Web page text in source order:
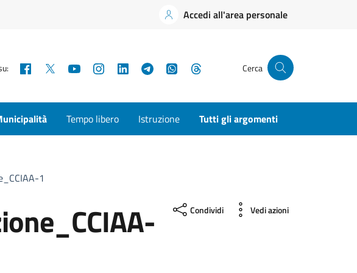
Accedi all'area personale
Facebook YouTubeInstagramLinkedInTelegramWhatsApp Cerca
Tempo libero Istruzione Tutti gli argomenti
1
Condividi Vedi azioni